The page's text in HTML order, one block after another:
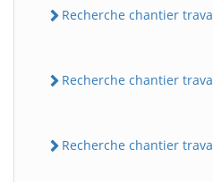
Recherche chantier
Recherche chantier
Recherche chantier
Assistant en ligne